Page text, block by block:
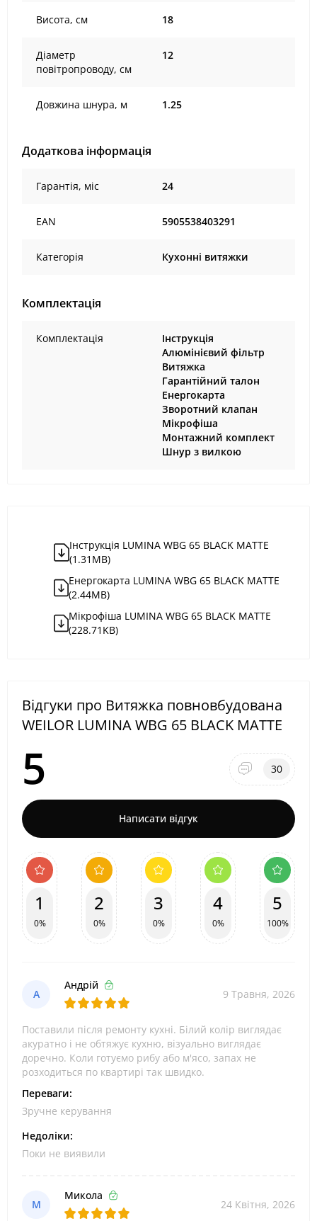
Висота, см 18
Діаметр
повітропроводу, см
12
Довжина шнура, м 1.25
Додаткова інформація
Гарантія, міс 24
EAN 5905538403291
Категорія Кухонні витяжки
Комплектація
Комплектація
Інструкція
Алюмінієвий фільтр
Витяжка
Гарантійний талон
Енергокарта
Зворотний клапан
Мікрофіша
Монтажний комплект
Шнур з вилкою
Iнструкція LUMINA WBG 65 BLACK MATTE
(1.31MB)
Енергокарта LUMINA WBG 65 BLACK MATTE
(2.44MB)
Мікрофіша LUMINA WBG 65 BLACK MATTE
(228.71KB)
Відгуки про Витяжка повновбудована
WEILOR LUMINA WBG 65 BLACK MATTE
5 30
Написати відгук
1
0%
2
0%
3
0%
4
0%
5
100%
А
Андрій
9 Травня, 2026
Поставили після ремонту кухні. Білий колір виглядає
акуратно і не обтяжує кухню, візуально виглядає
доречно. Коли готуємо рибу або м'ясо, запах не
розходиться по квартирі так швидко.
Переваги:
Зручне керування
Недоліки:
Поки не виявили
М
Микола
24 Квітня, 2026